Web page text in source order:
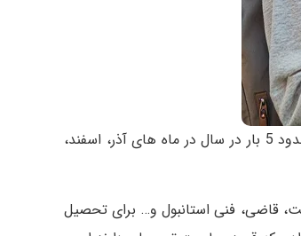
اگر پایه یازدهم و دوازدهم هستید با شرکت در دوره sat شانس پذیرفته شدن خود را درآزمون بین المللی اس ای تی امتحان کنید، آزمون SAT حدود 5 بار در سال در ماه های آذر، اسفند،
تپه، باشکنت، قاضی، فنی استانبول و… برای تحصیل